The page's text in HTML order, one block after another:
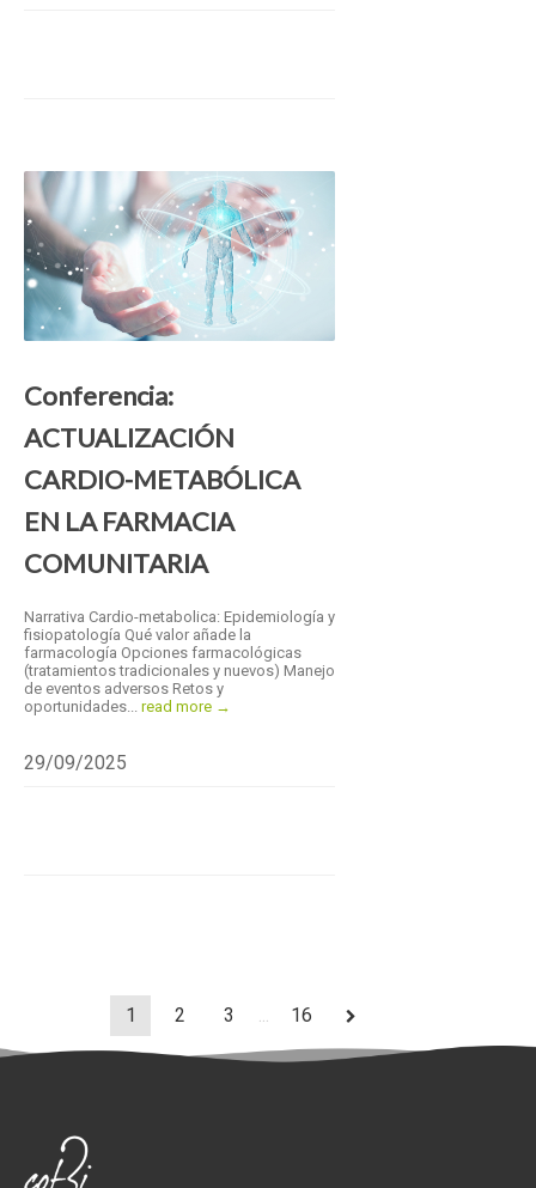
Conferencia:
ACTUALIZACIÓN
CARDIO-METABÓLICA
EN LA FARMACIA
COMUNITARIA
Narrativa Cardio-metabolica: Epidemiología y
fisiopatología Qué valor añade la
farmacología Opciones farmacológicas
(tratamientos tradicionales y nuevos) Manejo
de eventos adversos Retos y
oportunidades... read more →
29/09/2025
1 2 3 16